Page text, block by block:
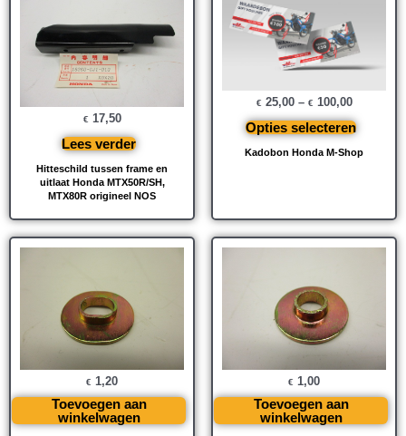
Hitteschild tussen frame en
uitlaat Honda MTX50R/SH,
MTX80R origineel NOS
€ 17,50
Lees verder
Kadobon Honda M-Shop
€ 25,00– € 100,00
Opties selecteren
€ 1,20
Toevoegen aan
winkelwagen
€ 1,00
Toevoegen aan
winkelwagen